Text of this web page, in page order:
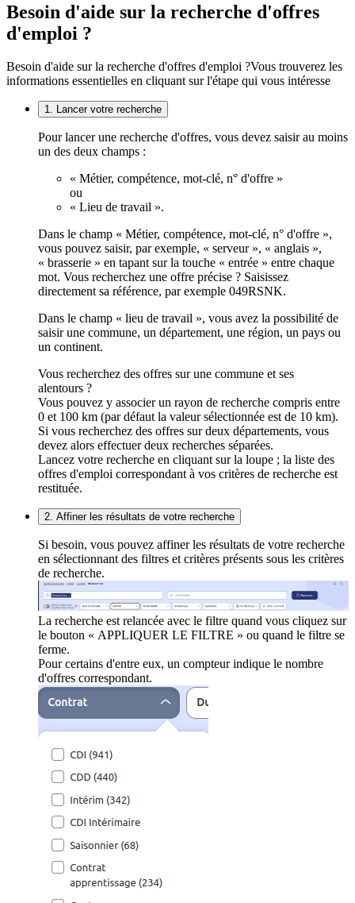
Besoin d'aide sur la recherche d'offres
d'emploi ?
Besoin d'aide sur la recherche d'offres d'emploi ?Vous trouverez les
informations essentielles en cliquant sur l'étape qui vous intéresse
1. Lancer votre recherche
Pour lancer une recherche d'offres, vous devez saisir au moins
un des deux champs :
« Métier, compétence, mot-clé, n° d'offre »
ou
« Lieu de travail ».
Dans le champ « Métier, compétence, mot-clé, n° d'offre »,
vous pouvez saisir, par exemple, « serveur », « anglais »,
« brasserie » en tapant sur la touche « entrée » entre chaque
mot. Vous recherchez une offre précise ? Saisissez
directement sa référence, par exemple 049RSNK.
Dans le champ « lieu de travail », vous avez la possibilité de
saisir une commune, un département, une région, un pays ou
un continent.
Vous recherchez des offres sur une commune et ses
alentours ?
Vous pouvez y associer un rayon de recherche compris entre
0 et 100 km (par défaut la valeur sélectionnée est de 10 km).
Si vous recherchez des offres sur deux départements, vous
devez alors effectuer deux recherches séparées.
Lancez votre recherche en cliquant sur la loupe ; la liste des
offres d'emploi correspondant à vos critères de recherche est
restituée.
2. Affiner les résultats de votre recherche
Si besoin, vous pouvez affiner les résultats de votre recherche
en sélectionnant des filtres et critères présents sous les critères
de recherche.
La recherche est relancée avec le filtre quand vous cliquez sur
le bouton « APPLIQUER LE FILTRE » ou quand le filtre se
ferme.
Pour certains d'entre eux, un compteur indique le nombre
d'offres correspondant.